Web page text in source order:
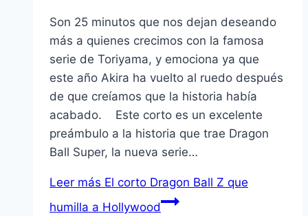
Son 25 minutos que nos dejan deseando
más a quienes crecimos con la famosa
serie de Toriyama, y emociona ya que
este año Akira ha vuelto al ruedo después
de que creíamos que la historia había
acabado. Este corto es un excelente
preámbulo a la historia que trae Dragon
Ball Super, la nueva serie…
Leer más El corto Dragon Ball Z que
humilla a Hollywood